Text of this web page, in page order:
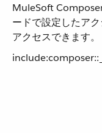
MuleSoft
ードで設定したア
アクセスできます。